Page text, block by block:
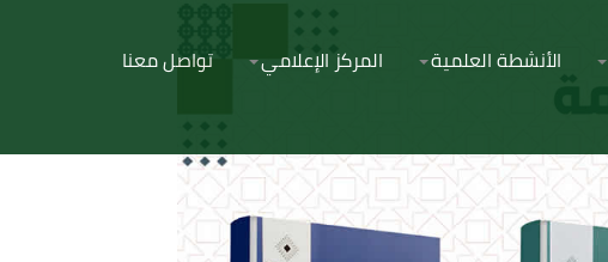
الأنشطة العلمية المركز الإعلامي تواصل معنا